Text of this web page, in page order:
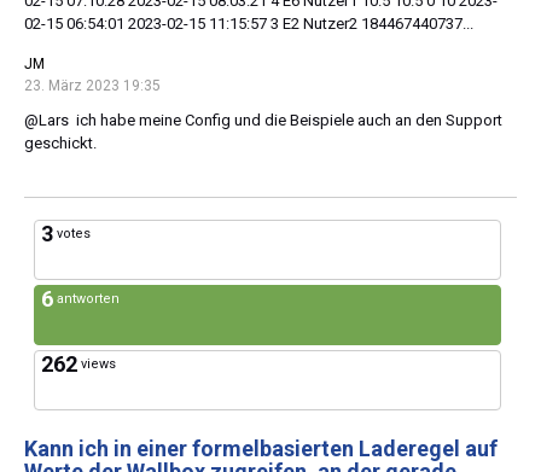
02-15 06:54:01 2023-02-15 11:15:57 3 E2 Nutzer2 184467440737...
JM
23. März 2023 19:35
@Lars ich habe meine Config und die Beispiele auch an den Support
geschickt.
3 votes
6 antworten
262 views
Kann ich in einer formelbasierten Laderegel auf